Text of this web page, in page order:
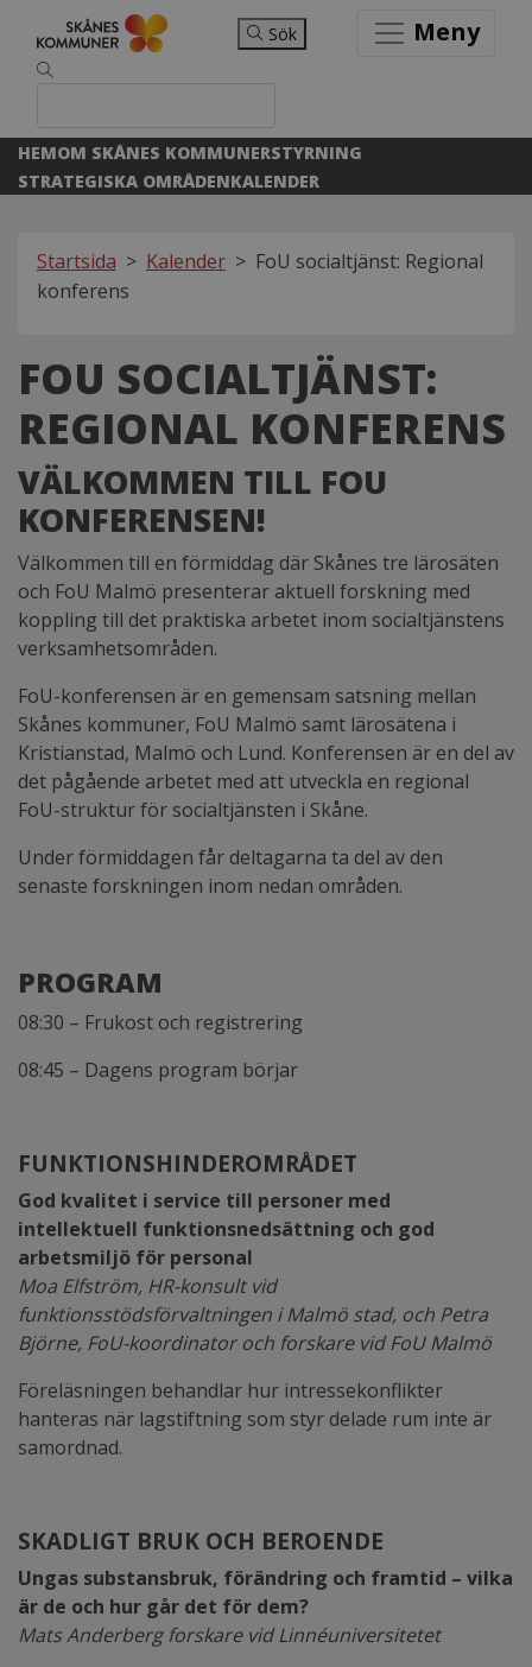
Sök Meny
HEMOM SKÅNES KOMMUNERSTYRNING
STRATEGISKA OMRÅDENKALENDER
Startsida > Kalender > FoU socialtjänst: Regional
konferens
FOU SOCIALTJÄNST:
REGIONAL KONFERENS
VÄLKOMMEN TILL FOU
KONFERENSEN!
Välkommen till en förmiddag där Skånes tre lärosäten
och FoU Malmö presenterar aktuell forskning med
koppling till det praktiska arbetet inom socialtjänstens
verksamhetsområden.
FoU-konferensen är en gemensam satsning mellan
Skånes kommuner, FoU Malmö samt lärosätena i
Kristianstad, Malmö och Lund. Konferensen är en del av
det pågående arbetet med att utveckla en regional
FoU-struktur för socialtjänsten i Skåne.
Under förmiddagen får deltagarna ta del av den
senaste forskningen inom nedan områden.
PROGRAM
08:30 – Frukost och registrering
08:45 – Dagens program börjar
FUNKTIONSHINDEROMRÅDET
God kvalitet i service till personer med
intellektuell funktionsnedsättning och god
arbetsmiljö för personal
Moa Elfström, HR-konsult vid
funktionsstödsförvaltningen i Malmö stad, och Petra
Björne, FoU-koordinator och forskare vid FoU Malmö
Föreläsningen behandlar hur intressekonflikter
hanteras när lagstiftning som styr delade rum inte är
samordnad.
SKADLIGT BRUK OCH BEROENDE
Ungas substansbruk, förändring och framtid – vilka
är de och hur går det för dem?
Mats Anderberg forskare vid Linnéuniversitetet